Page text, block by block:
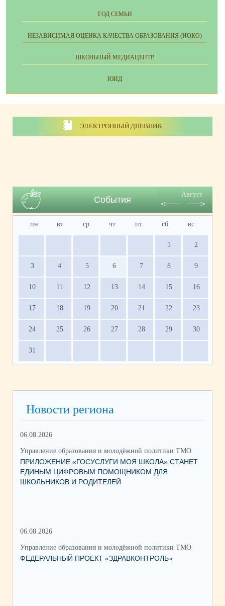
ГОД СЕМЬИ
НЕЗАВИСИМАЯ ОЦЕНКА КАЧЕСТВА ОБРАЗОВАНИЯ (НОКО)
ШКОЛЬНЫЙ МЕДИАЦЕНТР
ЮИД
ЭЛЕКТРОННЫЙ ДНЕВНИК
События
Август
пн вт ср чт пт сб вс
1 2
3 4 5 6 7 8 9
10 11 12 13 14 15 16
17 18 19 20 21 22 23
24 25 26 27 28 29 30
31
Новости региона
06.08.2026
Управление образования и молодёжной политики ТМО
ПРИЛОЖЕНИЕ «ГОСУСЛУГИ МОЯ ШКОЛА» СТАНЕТ
ЕДИНЫМ ЦИФРОВЫМ ПОМОЩНИКОМ ДЛЯ
ШКОЛЬНИКОВ И РОДИТЕЛЕЙ
06.08.2026
Управление образования и молодёжной политики ТМО
ФЕДЕРАЛЬНЫЙ ПРОЕКТ «ЗДРАВКОНТРОЛЬ»